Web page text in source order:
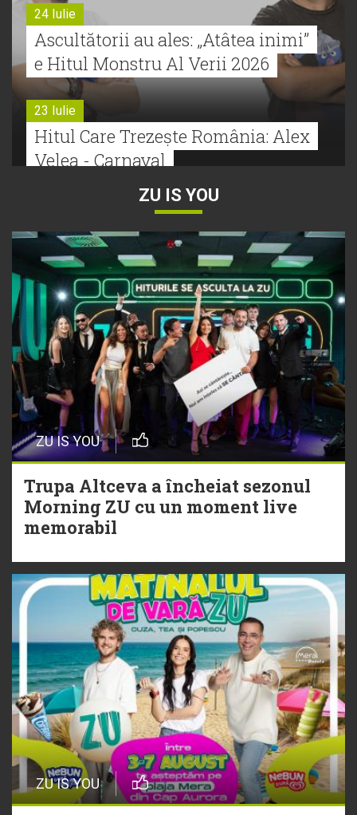
24 Iulie
Ascultătorii au ales: „Atâtea inimi”
e Hitul Monstru Al Verii 2026
23 Iulie
Hitul Care Trezește România: Alex
Velea - Carnaval
Bătălie strânsă la Hitul Monstru Al
Verii: Cabron versus Faydee
21 Iulie
Dă volumul mai tare! Cabron vine
cu Hitul Monstru al Verii
20 Iulie
Episod nou | Muzica Aia x DJ
Christian Thomson
20 Iulie
Torpedoul lui Morar: Theo Rose -
ZU IS YOU
ZU IS YOU
Trupa Altceva a încheiat sezonul
Morning ZU cu un moment live
memorabil
ZU IS YOU